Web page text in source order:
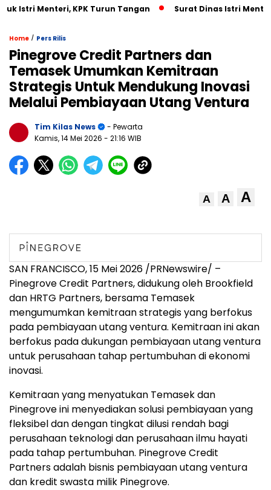
Menteri, KPK Turun Tangan Surat Dinas Istri Menteri
Home / Pers Rilis
Pinegrove Credit Partners dan
Temasek Umumkan Kemitraan
Strategis Untuk Mendukung Inovasi
Melalui Pembiayaan Utang Ventura
Tim Kilas News
- Pewarta
Kamis, 14 Mei 2026 - 21:16 WIB
A A A
SAN FRANCISCO,15 Mei 2026 /PRNewswire/ –
Pinegrove Credit Partners, didukung oleh Brookfield
dan HRTG Partners, bersama Temasek
mengumumkan kemitraan strategis yang berfokus
pada pembiayaan utang ventura. Kemitraan ini akan
berfokus pada dukungan pembiayaan utang ventura
untuk perusahaan tahap pertumbuhan di ekonomi
inovasi.
Kemitraan yang menyatukan Temasek dan
Pinegrove ini menyediakan solusi pembiayaan yang
fleksibel dan dengan tingkat dilusi rendah bagi
perusahaan teknologi dan perusahaan ilmu hayati
pada tahap pertumbuhan. Pinegrove Credit
Partners adalah bisnis pembiayaan utang ventura
dan kredit swasta milik Pinegrove.